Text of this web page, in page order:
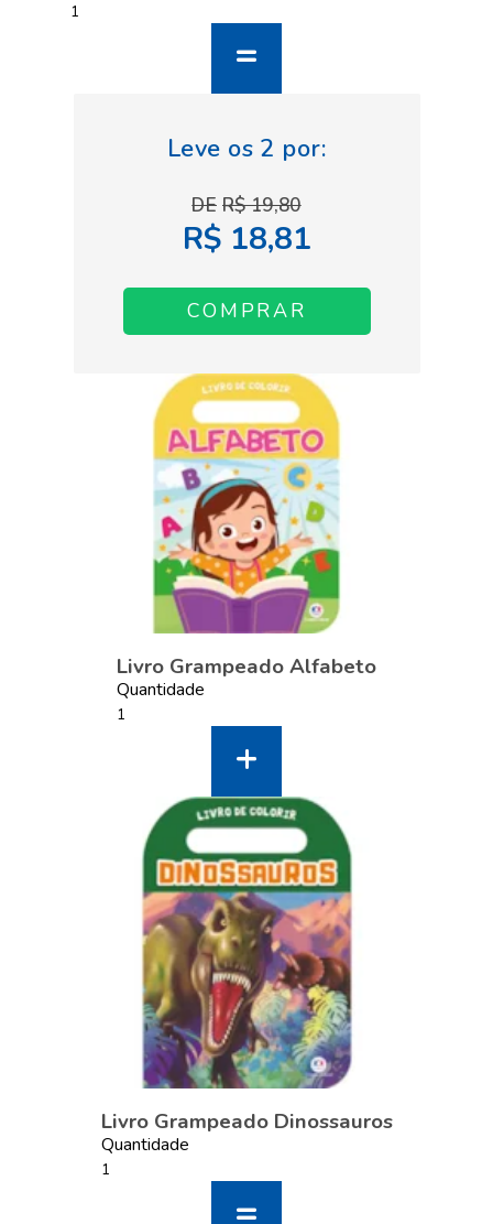
R$ 19,80
R$ 18,81
Livro Grampeado Alfabeto
Quantidade
Livro Grampeado Dinossauros
Quantidade